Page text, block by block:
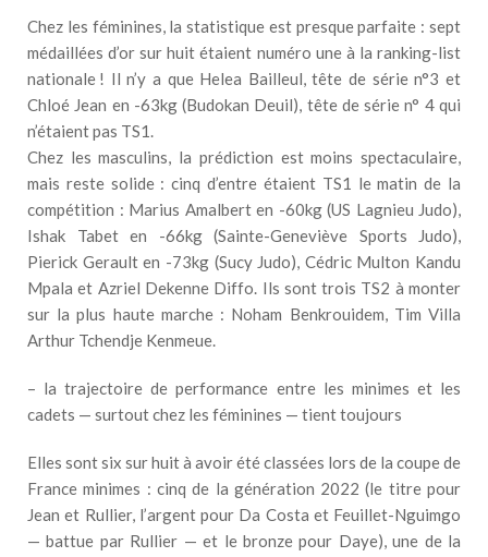
Chez les féminines, la statistique est presque parfaite : sept
médaillées d’or sur huit étaient numéro une à la ranking-list
nationale ! Il n’y a que Helea Bailleul, tête de série n°3 et
Chloé Jean en -63kg (Budokan Deuil), tête de série n° 4 qui
n’étaient pas TS1.
Chez les masculins, la prédiction est moins spectaculaire,
mais reste solide : cinq d’entre étaient TS1 le matin de la
compétition : Marius Amalbert en -60kg (US Lagnieu Judo),
Ishak Tabet en -66kg (Sainte-Geneviève Sports Judo),
Pierick Gerault en -73kg (Sucy Judo), Cédric Multon Kandu
Mpala et Azriel Dekenne Diffo. Ils sont trois TS2 à monter
sur la plus haute marche : Noham Benkrouidem, Tim Villa
Arthur Tchendje Kenmeue.
– la trajectoire de performance entre les minimes et les
cadets — surtout chez les féminines — tient toujours
Elles sont six sur huit à avoir été classées lors de la coupe de
France minimes : cinq de la génération 2022 (le titre pour
Jean et Rullier, l’argent pour Da Costa et Feuillet-Nguimgo
— battue par Rullier — et le bronze pour Daye), une de la